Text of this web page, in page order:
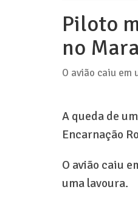
Piloto
no
O avião caiu em
A queda de
Encarnação
O avião caiu
uma lavoura.